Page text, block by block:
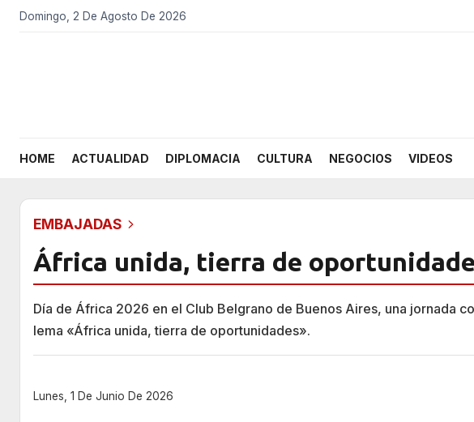
Domingo, 2 De Agosto De 2026
HOME ACTUALIDAD DIPLOMACIA CULTURA NEGOCIOS VIDEOS
EMBAJADAS
África unida, tierra de
Día de África 2026 en el Club Belgrano de Buenos Aires, una jornada
lema «África unida, tierra de oportunidades».
Lunes, 1 De Junio De 2026